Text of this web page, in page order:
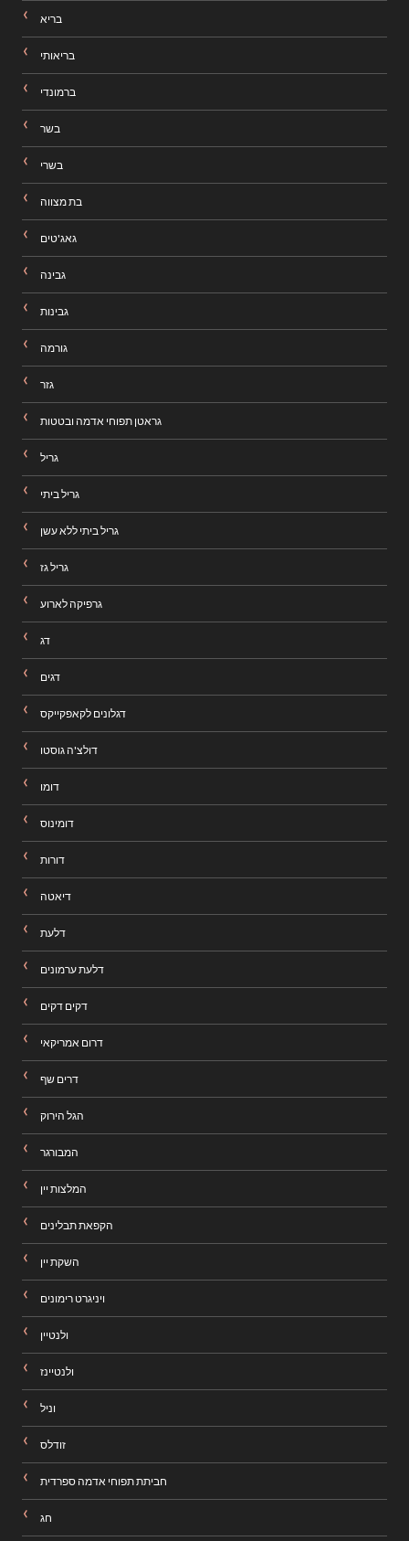
בריא
בריאותי
ברמונדי
בשר
בשרי
בת מצווה
גאג'טים
גבינה
גבינות
גורמה
גזר
גראטן תפוחי אדמה ובטטות
גריל
גריל ביתי
גריל ביתי ללא עשן
גריל גז
גרפיקה לארוע
דג
דגים
דגלונים לקאפקייקס
דולצ'ה גוסטו
דומו
דומינוס
דורות
דיאטה
דלעת
דלעת ערמונים
דקים דקים
דרום אמריקאי
דרים שף
הגל הירוק
המבורגר
המלצות יין
הקפאת תבלינים
השקת יין
ויניגרט רימונים
ולנטיין
ולנטיינז
וניל
זודלס
חביתת תפוחי אדמה ספרדית
חג